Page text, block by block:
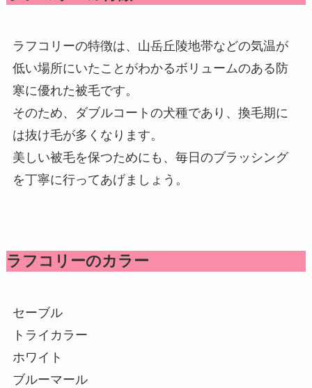
ラフコリーの特徴は、山岳丘陵地帯などの気温が
低い場所にいたことがわかるボリュームのある防
寒に優れた被毛です。
そのため、ダブルコートの犬種であり、換毛期に
は抜け毛が多くなります。
美しい被毛を保つためにも、毎日のブラッシング
を丁寧に行ってあげましょう。
ラフコリーのカラー
セーブル
トライカラー
ホワイト
ブルーマール